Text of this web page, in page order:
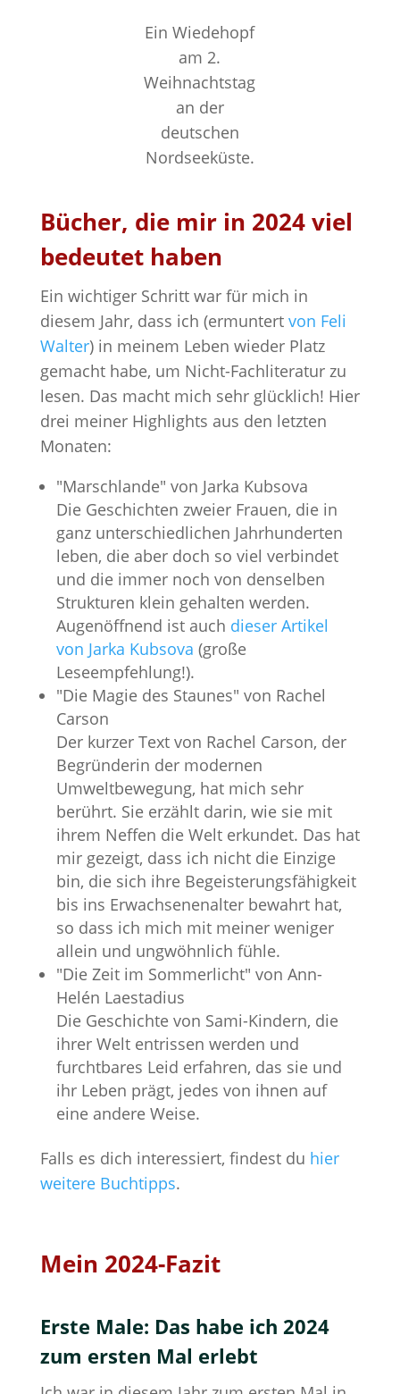
Ein Wiedehopf
am 2.
Weihnachtstag
an der
deutschen
Nordseeküste.
Bücher, die mir in 2024 viel
bedeutet haben
Ein wichtiger Schritt war für mich in
diesem Jahr, dass ich (ermuntert von Feli
Walter) in meinem Leben wieder Platz
gemacht habe, um Nicht-Fachliteratur zu
lesen. Das macht mich sehr glücklich! Hier
drei meiner Highlights aus den letzten
Monaten:
"Marschlande" von Jarka Kubsova
Die Geschichten zweier Frauen, die in
ganz unterschiedlichen Jahrhunderten
leben, die aber doch so viel verbindet
und die immer noch von denselben
Strukturen klein gehalten werden.
Augenöffnend ist auch dieser Artikel
von Jarka Kubsova (große
Leseempfehlung!).
"Die Magie des Staunes" von Rachel
Carson
Der kurzer Text von Rachel Carson, der
Begründerin der modernen
Umweltbewegung, hat mich sehr
berührt. Sie erzählt darin, wie sie mit
ihrem Neffen die Welt erkundet. Das hat
mir gezeigt, dass ich nicht die Einzige
bin, die sich ihre Begeisterungsfähigkeit
bis ins Erwachsenenalter bewahrt hat,
so dass ich mich mit meiner weniger
allein und ungwöhnlich fühle.
"Die Zeit im Sommerlicht" von Ann-
Helén Laestadius
Die Geschichte von Sami-Kindern, die
ihrer Welt entrissen werden und
furchtbares Leid erfahren, das sie und
ihr Leben prägt, jedes von ihnen auf
eine andere Weise.
Falls es dich interessiert, findest du hier
weitere Buchtipps.
Mein 2024-Fazit
Erste Male: Das habe ich 2024
zum ersten Mal erlebt